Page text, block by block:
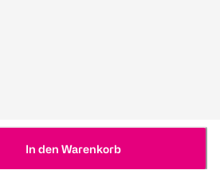
In den Warenkorb